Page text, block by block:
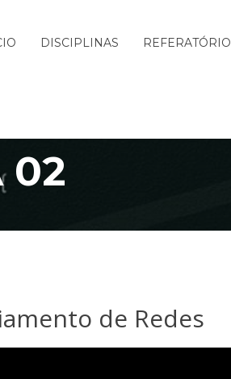
DISCIPLINAS REFERATÓRIO
02
de Redes